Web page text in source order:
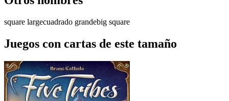
square largecuadrado grandebig square
Juegos con cartas de este tamaño